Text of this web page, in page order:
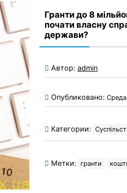
Гранти до 8
почати власну
держави?
Автор: admin
Опубликовано:
Категории:
Метки: гранти